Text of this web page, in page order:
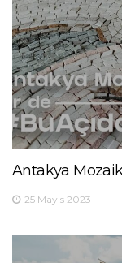
Antakya
25 Mayıs 2023